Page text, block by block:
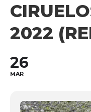
2022
26
MAR